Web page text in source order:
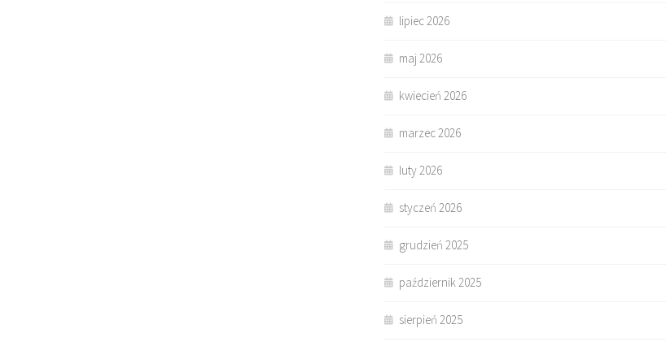
lipiec 2026
maj 2026
kwiecień 2026
marzec 2026
luty 2026
styczeń 2026
grudzień 2025
październik 2025
sierpień 2025